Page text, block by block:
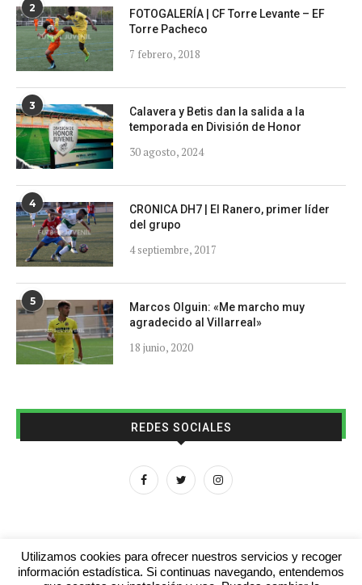
2
FOTOGALERÍA | CF Torre Levante – EF
Torre Pacheco
7 febrero, 2018
3
Calavera y Betis dan la salida a la
temporada en División de Honor
30 agosto, 2024
4
CRONICA DH7 | El Ranero, primer líder
del grupo
4 septiembre, 2017
5
Marcos Olguin: «Me marcho muy
agradecido al Villarreal»
18 junio, 2020
REDES SOCIALES
Utilizamos cookies para ofrecer nuestros servicios y recoger
información estadística. Si continuas navegando, entendemos